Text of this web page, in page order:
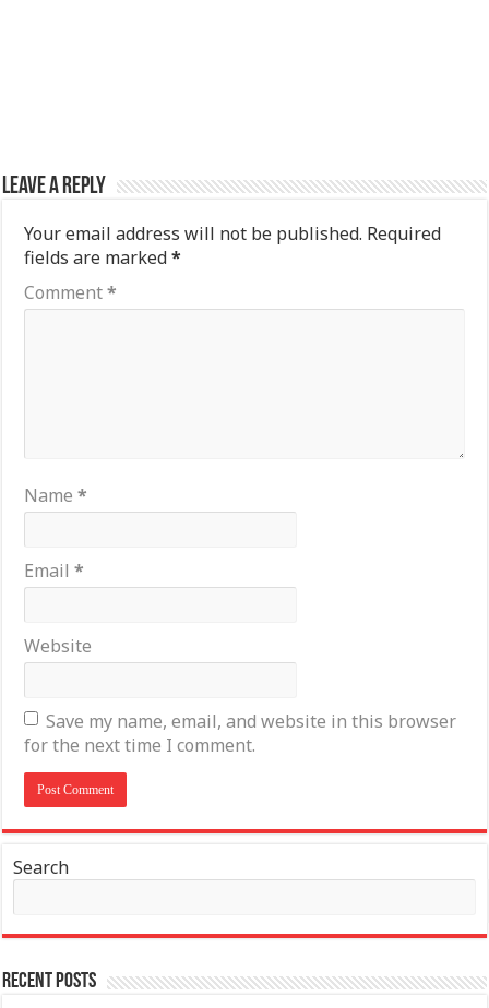
Leave a Reply
Your email address will not be published. Required
fields are marked*
Comment*
Name*
Email*
Website
Save my name, email, and website in this browser
for the next time I comment.
Search
Recent Posts